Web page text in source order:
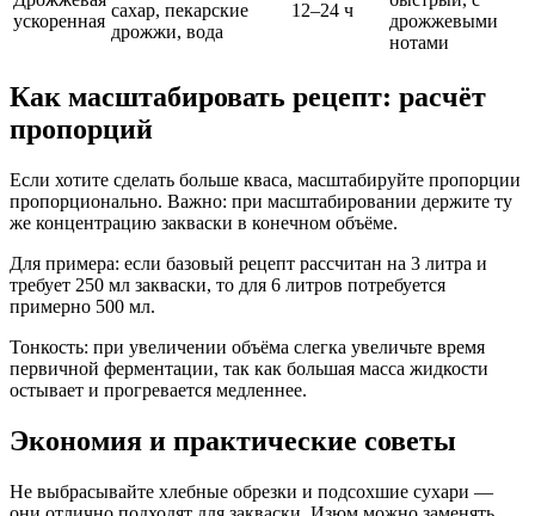
ускоренная
сахар, пекарские
дрожжи, вода
12–24 ч
дрожжевыми
нотами
Как масштабировать рецепт: расчёт
пропорций
Если хотите сделать больше кваса, масштабируйте пропорции
пропорционально. Важно: при масштабировании держите ту
же концентрацию закваски в конечном объёме.
Для примера: если базовый рецепт рассчитан на 3 литра и
требует 250 мл закваски, то для 6 литров потребуется
примерно 500 мл.
Тонкость: при увеличении объёма слегка увеличьте время
первичной ферментации, так как большая масса жидкости
остывает и прогревается медленнее.
Экономия и практические советы
Не выбрасывайте хлебные обрезки и подсохшие сухари —